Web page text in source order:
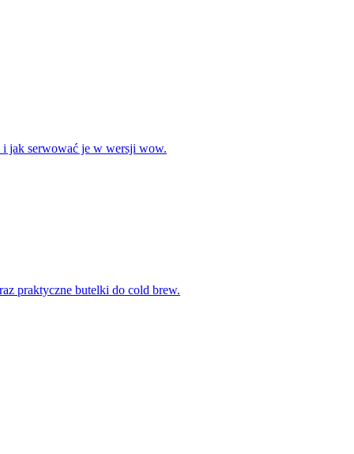
i jak serwować je w wersji wow.
praktyczne butelki do cold brew.